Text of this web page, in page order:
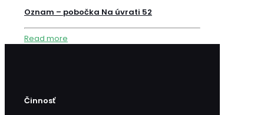
Oznam – pobočka Na úvrati 52
Read more
Činnosť